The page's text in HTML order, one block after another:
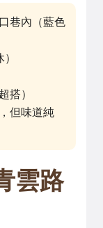
巷內（藍色
搭）
味道純
雲路